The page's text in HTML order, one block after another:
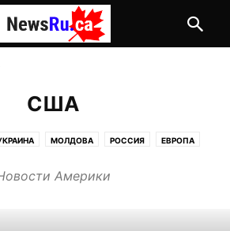
США
МОЛДОВА РОССИЯ ЕВРОПА
Америки